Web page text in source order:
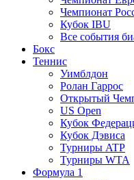
Чемпионат
Кубок IBU
Все события
Бокс
Теннис
Уимблдон
Ролан Гаррос
Открытый
US Open
Кубок
Кубок Дэвиса
Турниры ATP
Турниры WTA
Формула 1